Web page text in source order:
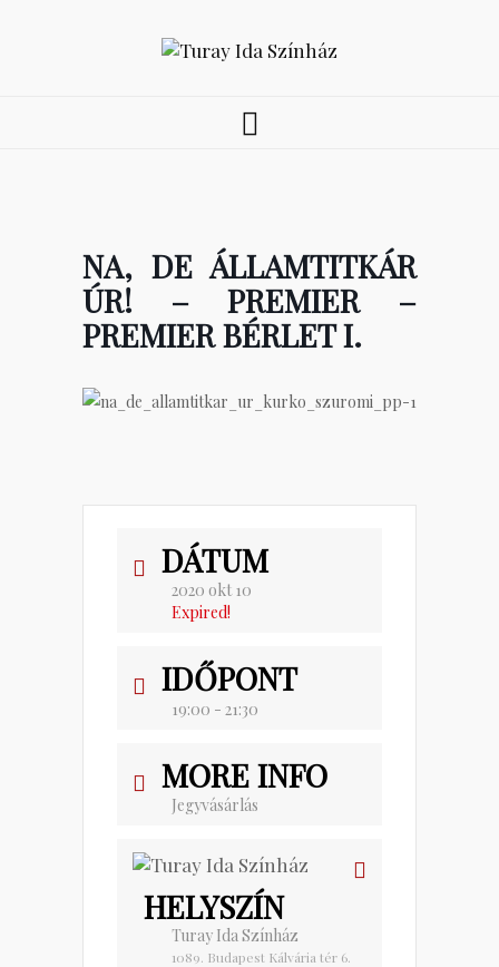
NA, DE ÁLLAMTITKÁR
ÚR! – PREMIER –
PREMIER BÉRLET I.
DÁTUM
2020 okt 10
Expired!
IDŐPONT
19:00 - 21:30
MORE INFO
Jegyvásárlás
HELYSZÍN
Turay Ida Színház
1089. Budapest Kálvária tér 6.